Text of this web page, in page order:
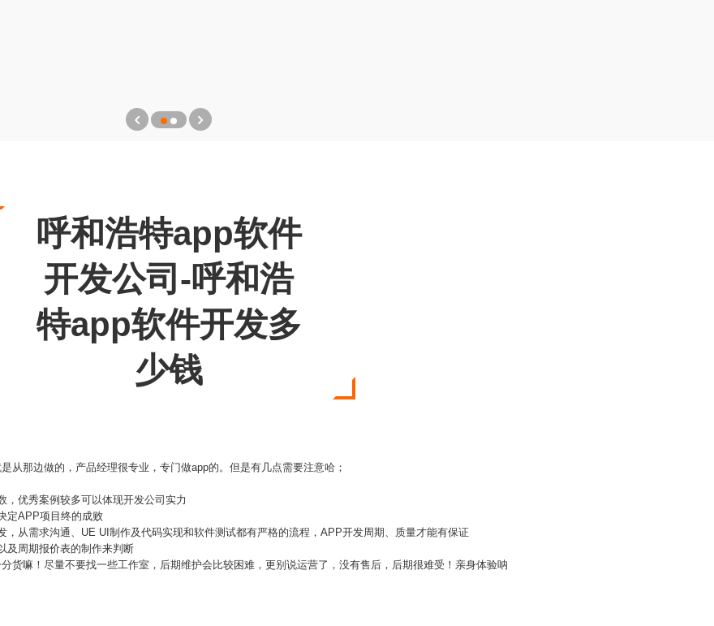
呼和浩特app软件
开发公司-呼和浩
特app软件开发多
少钱
从那边做的，产品经理很专业，专门做app的。但是有几点需要注意哈；
，优秀案例较多可以体现开发公司实力
定APP项目终的成败
，从需求沟通、UE UI制作及代码实现和软件测试都有严格的流程，APP开发周期、质量才能有保证
及周期报价表的制作来判断
货嘛！尽量不要找一些工作室，后期维护会比较困难，更别说运营了，没有售后，后期很难受！亲身体验呐